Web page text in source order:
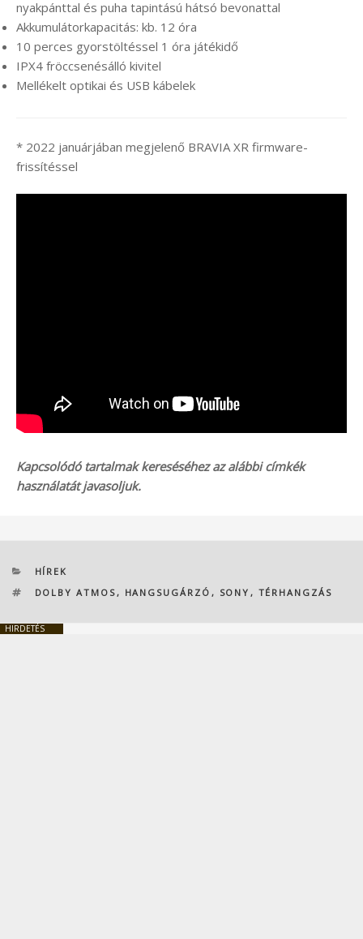
nyakpánttal és puha tapintású hátsó bevonattal
Akkumulátorkapacitás: kb. 12 óra
10 perces gyorstöltéssel 1 óra játékidő
IPX4 fröccsenésálló kivitel
Mellékelt optikai és USB kábelek
* 2022 januárjában megjelenő BRAVIA XR firmware-
frissítéssel
Kapcsolódó tartalmak kereséséhez az alábbi címkék
használatát javasoljuk.
KATEGÓRIÁK
HÍREK
CÍMKÉK
DOLBY ATMOS, HANGSUGÁRZÓ , SONY , TÉRHANGZÁS
HIRDETÉS